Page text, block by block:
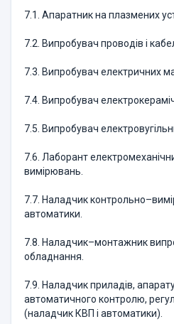
7.1. Апаратник на плазмених
7.2. Випробувач проводів і
7.3. Випробувач електричних
7.4. Випробувач
7.5. Випробувач
7.6. Лаборант
вимірювань.
7.7. Наладчик
автоматики.
7.8. Наладчик–монтажник
обладнання.
7.9. Наладчик приладів,
автоматичного контролю,
(наладчик КВП і автоматики).